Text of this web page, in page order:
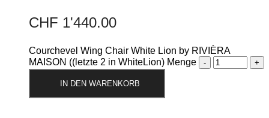
CHF 1'440.00
Courchevel Wing Chair White Lion by RIVIÈRA
MAISON ((letzte 2 in WhiteLion) Menge
IN DEN WARENKORB